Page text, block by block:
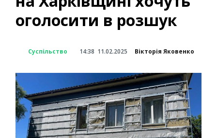
оголосити в розшук
Суспільство 14:38 11.02.2025 Вікторія Яковенко